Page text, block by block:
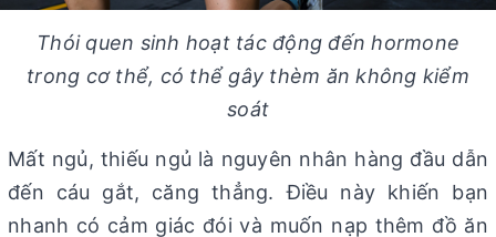
Thói quen sinh hoạt tác động đến hormone
trong cơ thể, có thể gây thèm ăn không kiểm
soát
Mất ngủ, thiếu ngủ là nguyên nhân hàng đầu dẫn
đến cáu gắt, căng thẳng. Điều này khiến bạn
nhanh có cảm giác đói và muốn nạp thêm đồ ăn